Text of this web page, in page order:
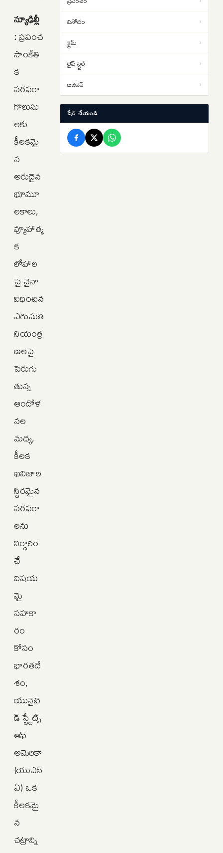
న్యూఢిల్లీ
:ప్రపంచ
సాంకేతి
క
సరఫరా
గొలుసు
లకు
కీలకమై
న
అరుదైన
భూమూ
లకాలు,
వ్యూహాత్మ
క
లోహాల
పై చైనా
విధించిన
ఎగుమతి
నియంత్ర
ణలపై
పెరుగు
తున్న
ఆందోళ
నల
మధ్య,
కీలక
ఖనిజాల
స్థిరమైన
సరఫరా
లను
నిర్ధారిం
చే
విషయ
మై
సహకా
రం
కోసం
భారతదే
శం,
యునైటె
డ్‌ స్ట్టేట్స్‌
ఆఫ్‌
అమెరికా
(యుఎస్‌
ఏ) ఒక
కీలకమై
న
చట్రాన్ని
నాగార్జునసాగర్‌లో ముహూర్తం ఫిక్స్
అనుమతి రద్దుపై రాహుల్ మండిపాటు
12:24పార్టీ విరాళాల స్వీకరణలో డీఎంకే టాప్…
రూ. 140 కోట్లతో వైసీపీ 3వ
స్థానం..టీడీపీది 4వ స్థానం
వినోదం ›
క్రైమ్ ›
లైఫ్ స్టైల్ ›
బిజినెస్ ›
షేర్ చేయండి